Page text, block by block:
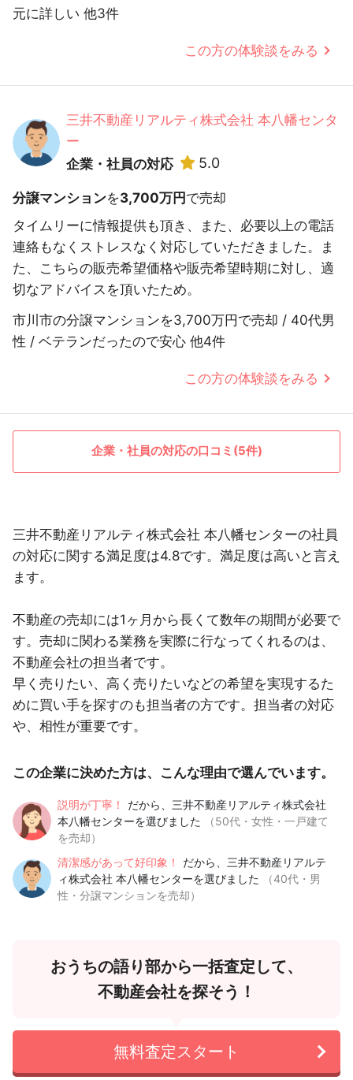
元に詳しい 他3件
この方の体験談をみる
三井不動産リアルティ株式会社 本八幡センタ
ー
企業・社員の対応
5.0
分譲マンションを3,700万円 で売却
タイムリーに情報提供も頂き、また、必要以上の電話
連絡もなくストレスなく対応していただきました。ま
た、こちらの販売希望価格や販売希望時期に対し、適
切なアドバイスを頂いたため。
市川市の分譲マンションを3,700万円で売却 / 40代男
性 / ベテランだったので安心 他4件
この方の体験談をみる
企業・社員の対応の口コミ(5件)
三井不動産リアルティ株式会社 本八幡センターの社員
の対応に関する満足度は4.8です。満足度は高いと言え
ます。
不動産の売却には1ヶ月から長くて数年の期間が必要で
す。売却に関わる業務を実際に行なってくれるのは、
不動産会社の担当者です。
早く売りたい、高く売りたいなどの希望を実現するた
めに買い手を探すのも担当者の方です。担当者の対応
や、相性が重要です。
この企業に決めた方は、こんな理由で選んでいます。
説明が丁寧！
だから、三井不動産リアルティ株式会社
本八幡センターを選びました
（50代・女性・一戸建て
を売却）
清潔感があって好印象！
だから、三井不動産リアルテ
ィ株式会社 本八幡センターを選びました
（40代・男
性・分譲マンションを売却）
おうちの語り部から一括査定して、
不動産会社を探そう！
無料査定スタート